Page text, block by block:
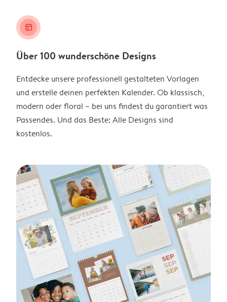
layout_alt
Über 100 wunderschöne Designs
Entdecke unsere professionell gestalteten Vorlagen
und erstelle deinen perfekten Kalender. Ob klassisch,
modern oder floral – bei uns findest du garantiert was
Passendes. Und das Beste: Alle Designs sind
kostenlos.